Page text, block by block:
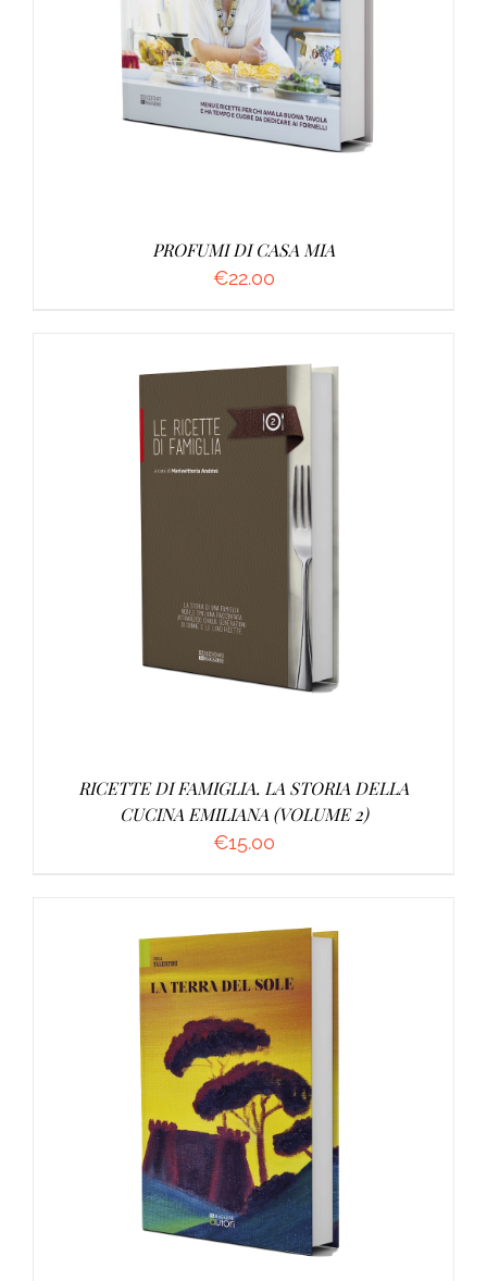
AGGIUNGI AL CARRELLO / DETTAGLI
PROFUMI DI CASA MIA
€22.00
/
RICETTE DI FAMIGLIA. LA STORIA DELLA
CUCINA EMILIANA (VOLUME 2)
€15.00
AGGIUNGI AL CARRELLO /